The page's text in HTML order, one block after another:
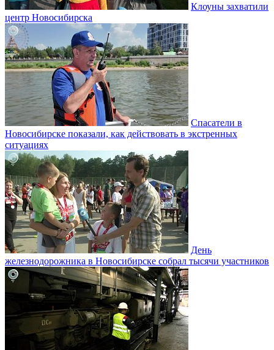
Клоуны захватили
центр Новосибирска
Спасатели в
Новосибирске показали, как действовать в экстренных
ситуациях
День
железнодорожника в Новосибирске собрал тысячи участников